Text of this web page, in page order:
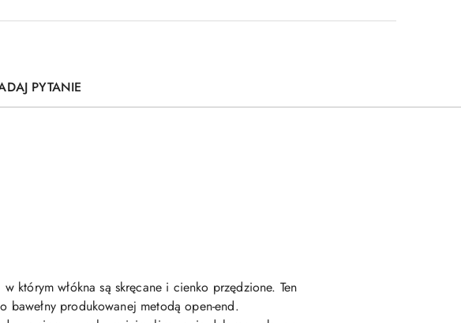
PYTANIE
którym włókna są skręcane i cienko przędzione. Ten
bawełny produkowanej metodą open-end.